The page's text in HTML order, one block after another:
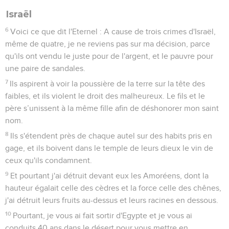
Israël
6 Voici ce que dit l'Eternel : A cause de trois crimes d'Israël,
même de quatre, je ne reviens pas sur ma décision, parce
qu'ils ont vendu le juste pour de l'argent, et le pauvre pour
une paire de sandales.
7 Ils aspirent à voir la poussière de la terre sur la tête des
faibles, et ils violent le droit des malheureux. Le fils et le
père s’unissent à la même fille afin de déshonorer mon saint
nom.
8 Ils s'étendent près de chaque autel sur des habits pris en
gage, et ils boivent dans le temple de leurs dieux le vin de
ceux qu'ils condamnent.
9 Et pourtant j'ai détruit devant eux les Amoréens, dont la
hauteur égalait celle des cèdres et la force celle des chênes,
j'ai détruit leurs fruits au-dessus et leurs racines en dessous.
10 Pourtant, je vous ai fait sortir d'Egypte et je vous ai